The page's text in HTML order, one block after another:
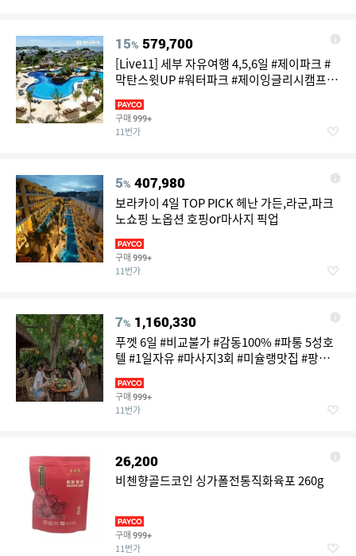
15% 579,700
[Live11] 세부 자유여행 4,5,6일 #제이파크 #
막탄스윗UP #워터파크 #제이잉글리시캠프or
뽀로로파크 #K분식 #키즈네일 #공항왕복픽업
#여행자보험
구매 999+
11번가
5% 407,980
보라카이 4일 TOP PICK 헤난 가든,라군,파크
노쇼핑 노옵션 호핑or마사지 픽업
구매 999+
11번가
7% 1,160,330
푸껫 6일 #비교불가 #감동100% #파통 5성호
텔 #1일자유 #마사지3회 #미슐랭맛집 #팡아
만 #산호섬
구매 999+
11번가
26,200
비첸향골드코인 싱가폴전통직화육포 260g
구매 999+
11번가